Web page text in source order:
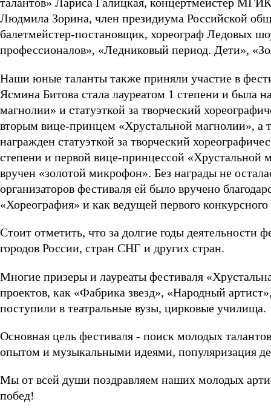
Людмила Зорина, член президиума Российской
балетмейстер-постановщик, хореограф Ледовых
профессионалов», «Ледниковый период. Дети»,
Наши юные таланты также приняли участие в
Ясмина Битова стала лауреатом 1 степени и была
магнолии» и статуэткой за творческий
вторым вице-принцем «Хрустальной магнолии», а
награжден статуэткой за творческий
степени и первой вице-принцессой «Хрустальной
вручен «золотой микрофон». Без награды не
организаторов фестиваля ей было вручено
«Хореография» и как ведущей первого конкурсного
Стоит отметить, что за долгие годы деятельности
городов России, стран СНГ и других стран.
Многие призеры и лауреаты фестиваля
проектов, как «Фабрика звезд», «Народный
поступили в театральные вузы, цирковые училища.
Основная цель фестиваля - поиск молодых
опытом и музыкальными идеями, популяризация
Мы от всей души поздравляем наших молодых
побед!